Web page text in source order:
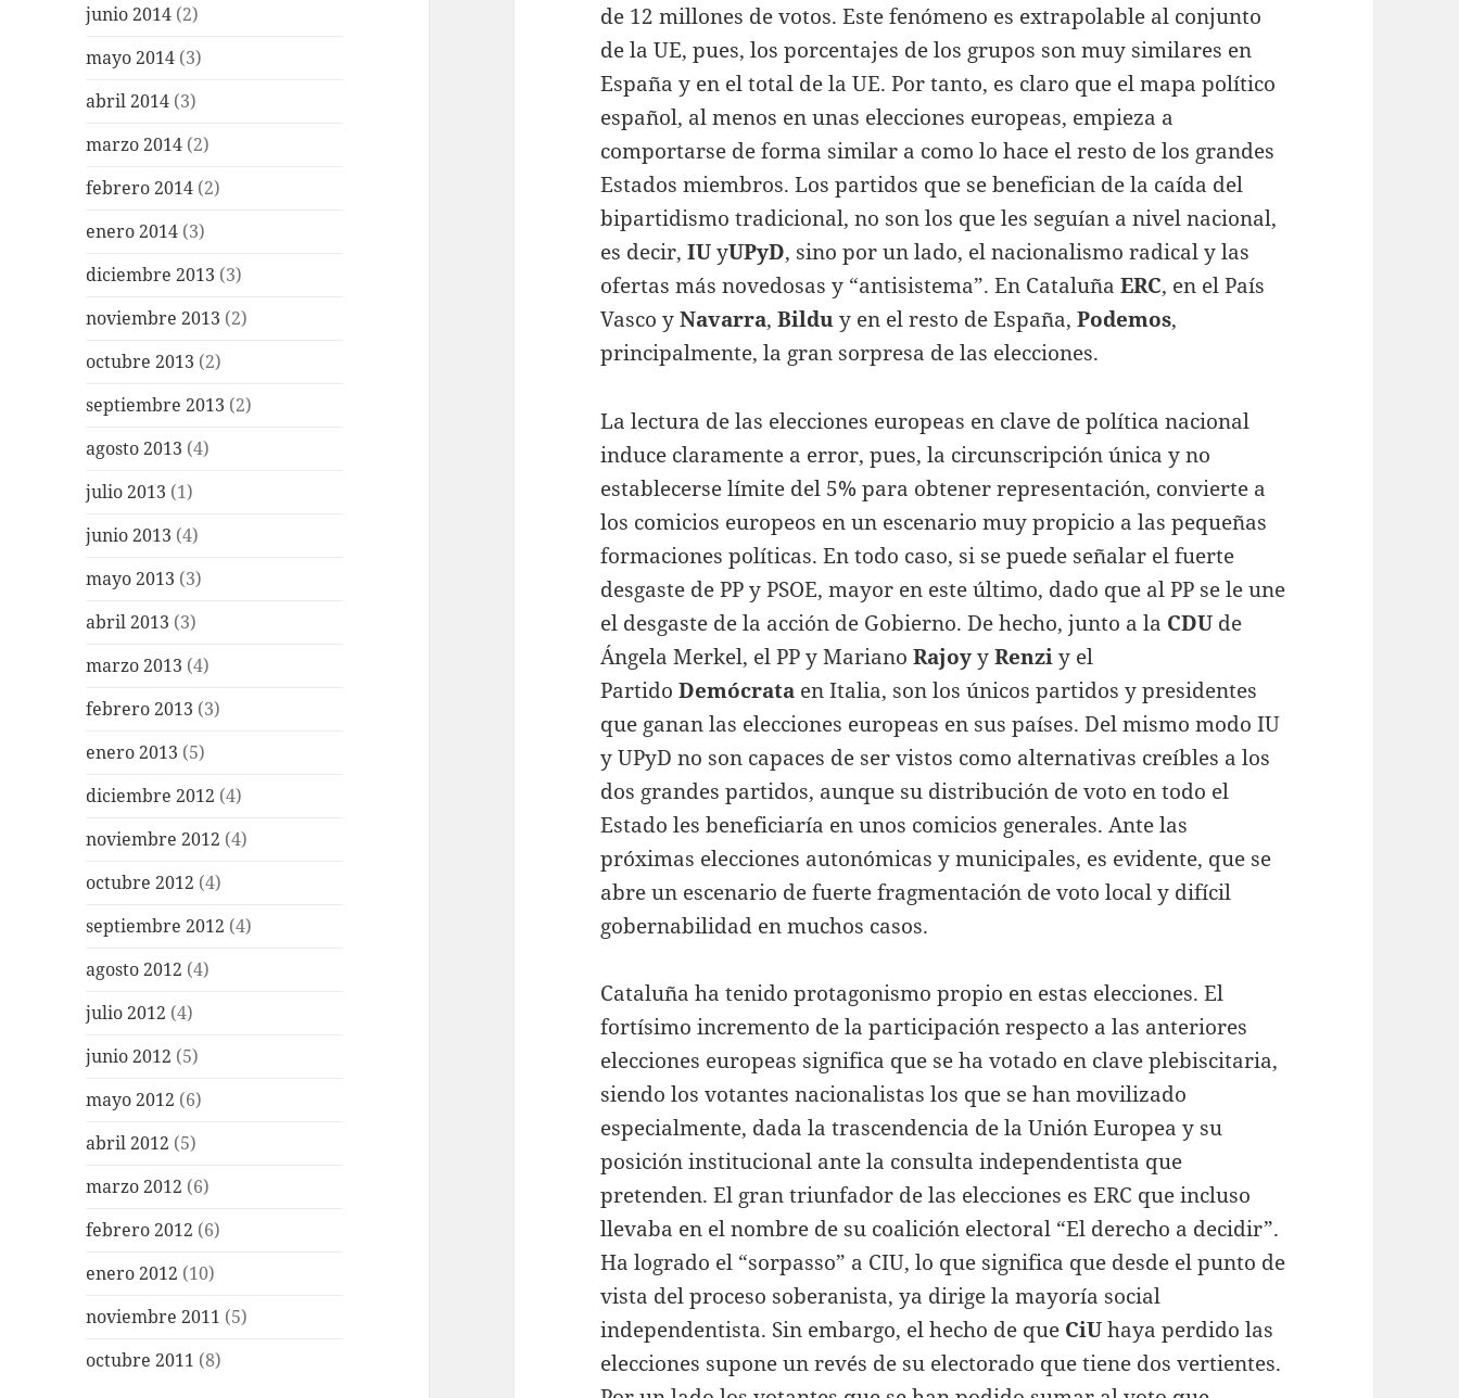
junio 2014 (2)
mayo 2014 (3)
abril 2014 (3)
marzo 2014 (2)
febrero 2014 (2)
enero 2014 (3)
diciembre 2013 (3)
noviembre 2013 (2)
octubre 2013 (2)
septiembre 2013 (2)
agosto 2013 (4)
julio 2013 (1)
junio 2013 (4)
mayo 2013 (3)
abril 2013 (3)
marzo 2013 (4)
febrero 2013 (3)
enero 2013 (5)
diciembre 2012 (4)
noviembre 2012 (4)
octubre 2012 (4)
septiembre 2012 (4)
agosto 2012 (4)
julio 2012 (4)
junio 2012 (5)
mayo 2012 (6)
abril 2012 (5)
marzo 2012 (6)
febrero 2012 (6)
enero 2012 (10)
noviembre 2011 (5)
octubre 2011 (8)
de 12 millones de votos. Este fenómeno es extrapolable al conjunto
de la UE, pues, los porcentajes de los grupos son muy similares en
España y en el total de la UE. Por tanto, es claro que el mapa político
español, al menos en unas elecciones europeas, empieza a
comportarse de forma similar a como lo hace el resto de los grandes
Estados miembros. Los partidos que se benefician de la caída del
bipartidismo tradicional, no son los que les seguían a nivel nacional,
es decir,IUyUPyD, sino por un lado, el nacionalismo radical y las
ofertas más novedosas y “antisistema”. En CataluñaERC, en el País
Vasco yNavarra,Bilduy en el resto de España,Podemos,
principalmente, la gran sorpresa de las elecciones.
La lectura de las elecciones europeas en clave de política nacional
induce claramente a error, pues, la circunscripción única y no
establecerse límite del 5% para obtener representación, convierte a
los comicios europeos en un escenario muy propicio a las pequeñas
formaciones políticas. En todo caso, si se puede señalar el fuerte
desgaste de PP y PSOE, mayor en este último, dado que al PP se le une
el desgaste de la acción de Gobierno. De hecho, junto a la CDU de
Ángela Merkel, el PP y MarianoRajoyyRenziy el
PartidoDemócrata en Italia, son los únicos partidos y presidentes
que ganan las elecciones europeas en sus países. Del mismo modo IU
y UPyD no son capaces de ser vistos como alternativas creíbles a los
dos grandes partidos, aunque su distribución de voto en todo el
Estado les beneficiaría en unos comicios generales. Ante las
próximas elecciones autonómicas y municipales, es evidente, que se
abre un escenario de fuerte fragmentación de voto local y difícil
gobernabilidad en muchos casos.
Cataluña ha tenido protagonismo propio en estas elecciones. El
fortísimo incremento de la participación respecto a las anteriores
elecciones europeas significa que se ha votado en clave plebiscitaria,
siendo los votantes nacionalistas los que se han movilizado
especialmente, dada la trascendencia de la Unión Europea y su
posición institucional ante la consulta independentista que
pretenden. El gran triunfador de las elecciones es ERC que incluso
llevaba en el nombre de su coalición electoral “El derecho a decidir”.
Ha logrado el “sorpasso” a CIU, lo que significa que desde el punto de
vista del proceso soberanista, ya dirige la mayoría social
independentista. Sin embargo, el hecho de que CiUhaya perdido las
elecciones supone un revés de su electorado que tiene dos vertientes.